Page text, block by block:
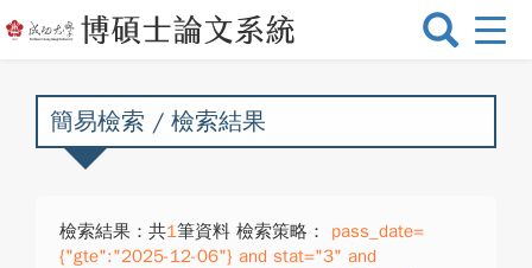
選
換
簡易檢索 / 檢索結果
檢索結果：共1筆資料 檢索策略：
pass_date=
{"gte":"2025-12-06"} and stat="3" and